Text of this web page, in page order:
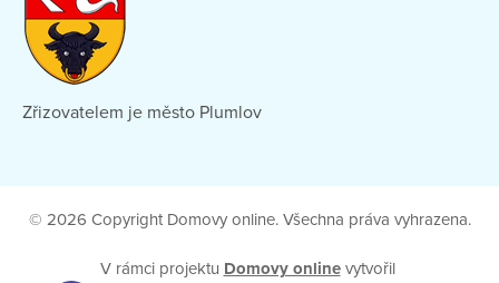
Zřizovatelem je město Plumlov
© 2026 Copyright Domovy online. Všechna práva vyhrazena.
V rámci projektu Domovy onlinevytvořil